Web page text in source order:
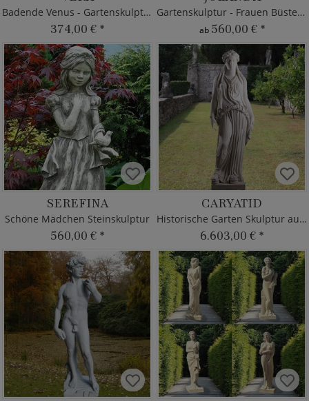
Badende Venus - Gartenskulptur
374,00 € *
Gartenskulptur - Frauen Büste Stein
ab 560,00 € *
SEREFINA
Schöne Mädchen Steinskulptur
560,00 € *
CARYATID
Historische Garten Skulptur aus Steinguss
6.603,00 € *